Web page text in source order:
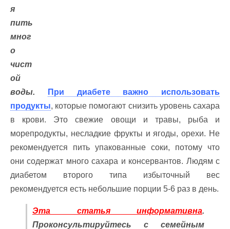
я
пить
мног
о
чист
ой
воды.
При диабете важно использовать
продукты, которые помогают снизить уровень сахара
в крови. Это свежие овощи и травы, рыба и
морепродукты, несладкие фрукты и ягоды, орехи. Не
рекомендуется пить упакованные соки, потому что
они содержат много сахара и консервантов. Людям с
диабетом второго типа избыточный вес
рекомендуется есть небольшие порции 5-6 раз в день.
Эта статья информативна.
Проконсультируйтесь с семейным